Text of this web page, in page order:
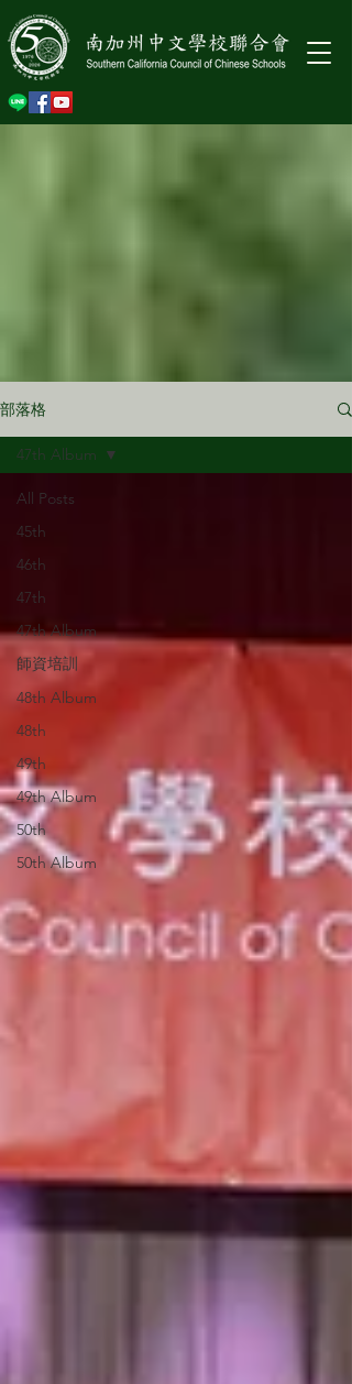
部落格
All Posts
45th
46th
47th
47th Album
師資培訓
48th Album
48th
49th
49th Album
50th
50th Album
47th Album